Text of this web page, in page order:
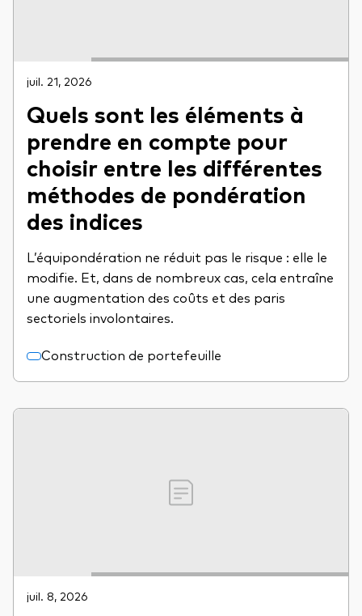
juil. 21, 2026
Quels sont les éléments à
prendre en compte pour
choisir entre les différentes
méthodes de pondération
des indices
L’équipondération ne réduit pas le risque : elle le
modifie. Et, dans de nombreux cas, cela entraîne
une augmentation des coûts et des paris
sectoriels involontaires.
Construction de portefeuille
juil. 8, 2026